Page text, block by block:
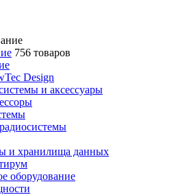
756 товаров
Design
и аксессуары
и хранилища данных
оборудование